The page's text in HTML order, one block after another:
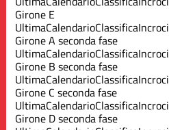
Girone E
UltimaCalendarioClassificaIncroci
Girone A seconda fase
UltimaCalendarioClassificaIncroci
Girone B seconda fase
UltimaCalendarioClassificaIncroci
Girone C seconda fase
UltimaCalendarioClassificaIncroci
Girone D seconda fase